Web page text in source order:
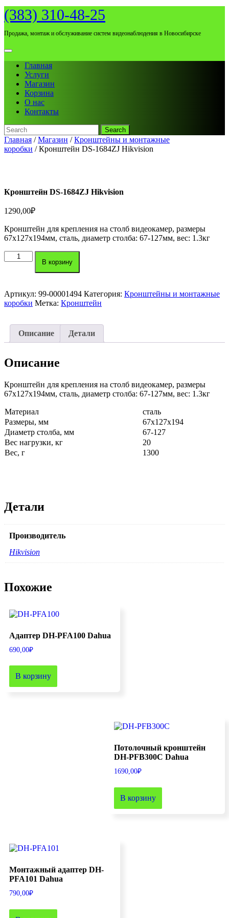
Skip
to
(383) 310-48-25
Продажа, монтаж и обслуживание систем видеонаблюдения в Новосибирске
Open
MenuГлавная
Услуги
Магазин
Корзина
О нас
Контакты
Search
for:
Close
Menu
Главная /Магазин /Кронштейны и монтажные
коробки / Кронштейн DS-1684ZJ Hikvision
Кронштейн DS-1684ZJ Hikvision
1290,00₽
Кронштейн для крепления на столб видеокамер, размеры
67x127x194мм, сталь, диаметр столба: 67-127мм, вес: 1.3кг
Количество
товара
Кронштейн
1684ZJ
Hikvision
В корзину
Артикул: 99-00001494 Категория: Кронштейны и монтажные
коробки Метка: Кронштейн
Описание Детали
Описание
Кронштейн для крепления на столб видеокамер, размеры
67x127x194мм, сталь, диаметр столба: 67-127мм, вес: 1.3кг
Материал
сталь
Размеры, мм
67х127х194
Диаметр столба, мм
67-127
Вес нагрузки, кг
20
Вес, г
1300
Детали
Производитель
Hikvision
Похожие
Адаптер DH-PFA100 Dahua
690,00₽
В корзину
Потолочный кронштейн
DH-PFB300C Dahua
1690,00₽
В корзину
Монтажный адаптер DH-
PFA101 Dahua
790,00₽